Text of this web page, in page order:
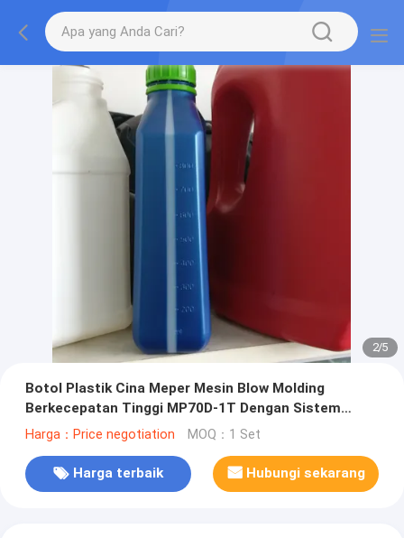
2/5
Botol Plastik Cina Meper Mesin Blow Molding
Berkecepatan Tinggi MP70D-1T Dengan Sistem
Deflashing Otomatis
Harga：Price negotiation MOQ：1 Set
Harga terbaik Hubungi sekarang